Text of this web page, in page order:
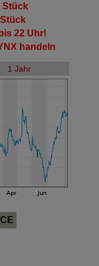
Stück
22 Uhr!
handeln
1 Jahr